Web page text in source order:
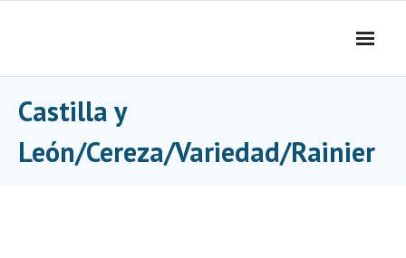
Castilla y
León/Cereza/Variedad/Rainier